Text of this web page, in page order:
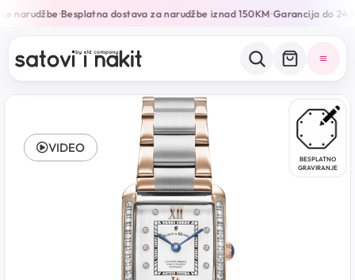
narudžbe•Besplatna dostava za narudžbe iznad 150KM•Garancija do 24
BESPLATNO
GRAVIRANJE
VIDEO